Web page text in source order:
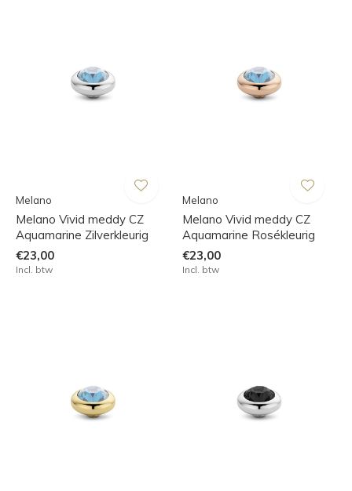
Melano
Melano Vivid meddy CZ
Aquamarine Zilverkleurig
€23,00
Incl. btw
Melano
Melano Vivid meddy CZ
Aquamarine Rosékleurig
€23,00
Incl. btw